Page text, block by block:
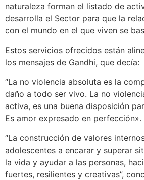
naturaleza forman el listado de
desarrolla el Sector para que la
con el mundo en el que viven se
Estos servicios ofrecidos están
los mensajes de Gandhi, que decía:
“La no violencia absoluta es la
daño a todo ser vivo. La no
activa, es una buena disposición
Es amor expresado en perfección».
“La construcción de valores
adolescentes a encarar y superar
la vida y ayudar a las personas,
fuertes, resilientes y creativas”,